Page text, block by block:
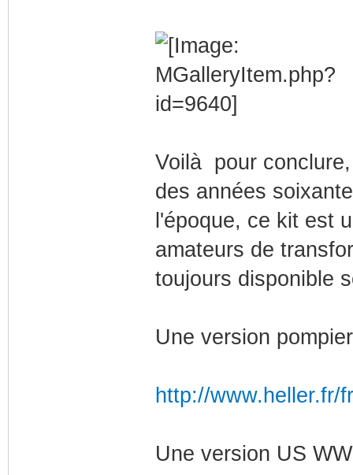
Voilà pour
des années
l'époque, ce kit est
amateurs de
toujours disponible
Une version
http://www.heller.fr/
Une version US